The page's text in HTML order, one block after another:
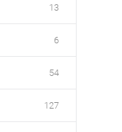
13
6
54
127